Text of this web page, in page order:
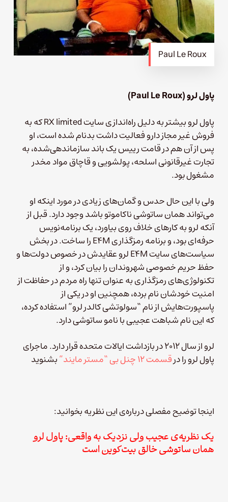
Paul Le Roux
پاول لرو (Paul Le Roux)
پاول لرو بیشتر به دلیل راه‌اندازی سایت RX limited که به
فروش غیر مجاز دارو فعالیت داشت بدنام شده است، او
پس از آن هم در قامت رییس یک باند سازماندهی‌شده، به
تجارت غیر‌قانونی اسلحه، پولشویی و قاچاق مواد مخدر
مشغول بود.
ولی با این حال حدس و گمان‌های زیادی در مورد اینکه او
می‌تواند همان ساتوشی ناکاموتو باشد وجود دارد. قبل از
آنکه لرو به کارهای خلاف روی بیاورد، یک برنامه‌نویس
حرفه‌ای بود، و برنامه رمزگذاری E4M را ساخت. در بخش
سیاست‌های سایت E4M لرو عقایدش در خصوص دولت‌ها و
حفظ حریم خصوصی شهروندان را بیان کرد، و از
تکنولوژی‌های رمزگذاری به عنوان تنها راه مردم در حفاظت از
امنیت خودشان نام برده، همچنین او در یکی از
پاسپورت‌هایش از نام “سولوتشی کالدر لرو” استفاده کرده،
که این نام شباهت عجیبی با نامو ساتوشی دارد.
لرو از سال ۲۰۱۲ در بازداشت ایالات متحده قرار دارد. ماجرای
پاول لرو را درقسمت ۱۲ چنل بی “مستر مایند” بشنوید
اینجا توضیح مفصلی درباره‌ی این نظریه بخوانید:
یک نظریه‌ی عجیب ولی نزدیک به واقعی: پاول لرو
همان ساتوشی خالق بیت‌کوین است